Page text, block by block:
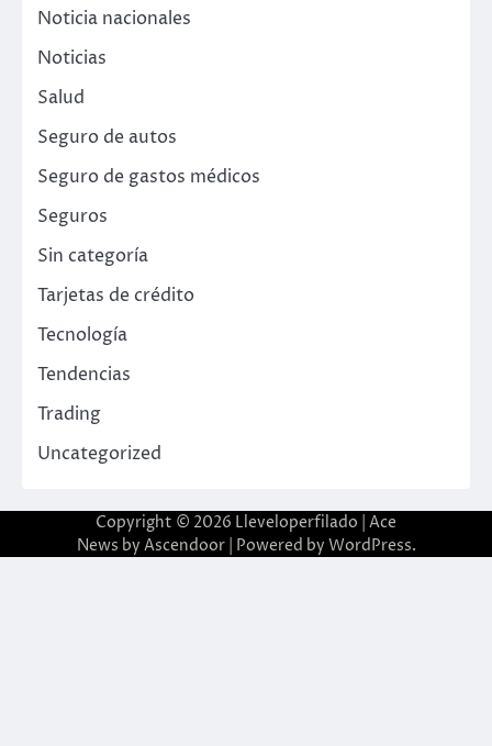
Noticia nacionales
Noticias
Salud
Seguro de autos
Seguro de gastos médicos
Seguros
Sin categoría
Tarjetas de crédito
Tecnología
Tendencias
Trading
Uncategorized
Copyright © 2026 Lleveloperfilado | Ace
News by Ascendoor| Powered by WordPress.